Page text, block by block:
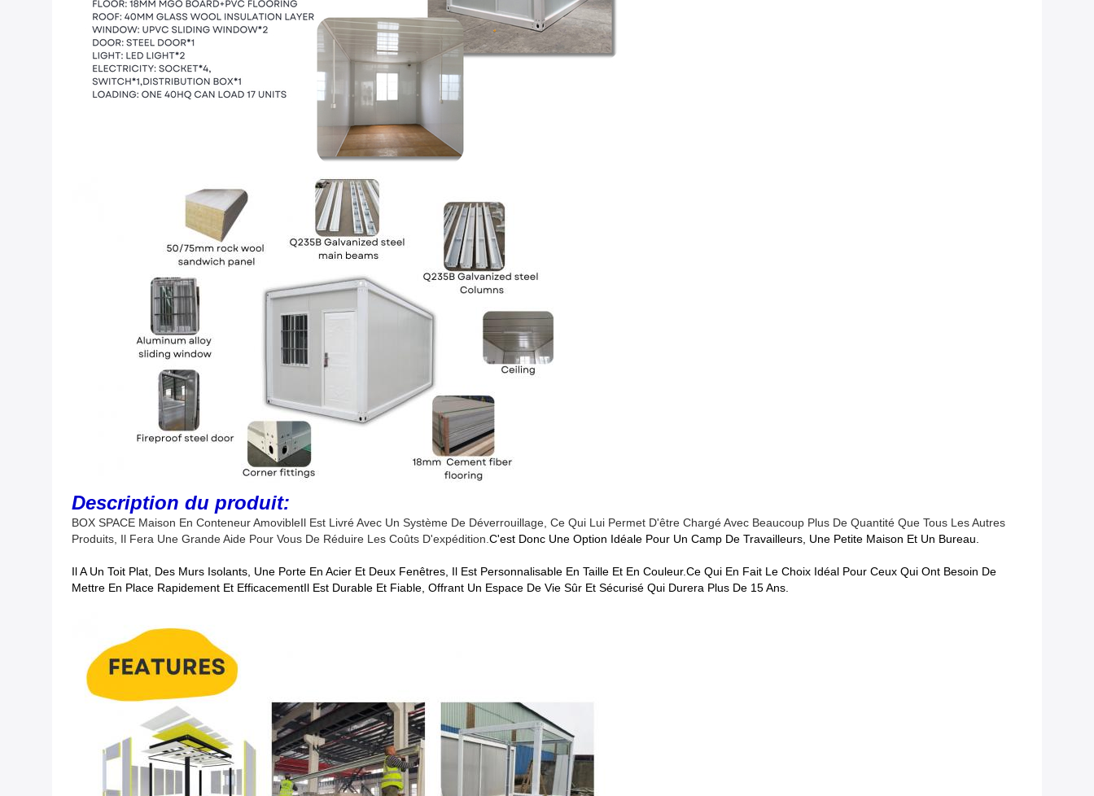
Description du produit:
BOX SPACE Maison En Conteneur AmovibleIl Est Livré Avec Un Système De Déverrouillage, Ce Qui Lui Permet D'être Chargé Avec Beaucoup Plus De Quantité Que Tous Les Autres
Produits, Il Fera Une Grande Aide Pour Vous De Réduire Les Coûts D'expédition. C'est Donc Une Option Idéale Pour Un Camp De Travailleurs, Une Petite Maison Et Un Bureau.
Il A Un Toit Plat, Des Murs Isolants, Une Porte En Acier Et Deux Fenêtres, Il Est Personnalisable En Taille Et En Couleur.ce Qui En Fait Le Choix Idéal Pour Ceux Qui Ont Besoin De
Mettre En Place Rapidement Et EfficacementIl Est Durable Et Fiable, Offrant Un Espace De Vie Sûr Et Sécurisé Qui Durera Plus De 15 Ans.